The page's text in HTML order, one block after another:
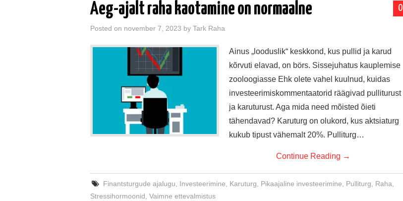
0
Aeg-ajalt raha kaotamine on normaalne
Posted on november 7, 2023 by Tark Raha
Ainus „looduslik“ keskkond, kus pullid ja karud
kõrvuti elavad, on börs. Sissejuhatus kauplemise
zooloogiasse Ehk olete vahel kuulnud, kuidas
investeerimiskommentaatorid räägivad pulliturust
ja karuturust. Aga mida need mõisted õieti
tähendavad? Karuturg on olukord, kus aktsiaturg
kukub tipust vähemalt 20%. Pulliturg…
Continue Reading →
Finantsturgude ajalugu Investeerimine Karuturg Pikaajaline investeerimine Pulliturg Raha
Stressihormoonid Vaimne ettevalmistus